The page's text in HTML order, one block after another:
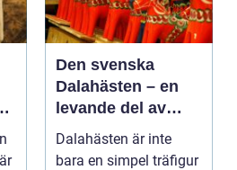
Den svenska
Dalahästen – en
levande del av
Sveriges
kulturhistoria.
Dalahästen är inte
bara en simpel träfigur